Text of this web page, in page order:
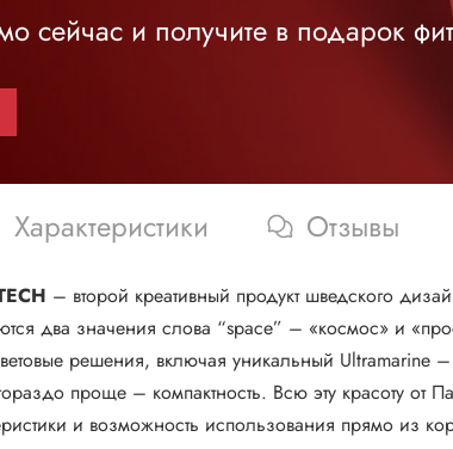
сейчас и получите в подарок
Характеристики Отзывы
– второй креативный продукт шведского
два значения слова “space” – «космос» и
решения, включая уникальный Ultramarine
проще – компактность. Всю эту красоту от
и возможность использования прямо из